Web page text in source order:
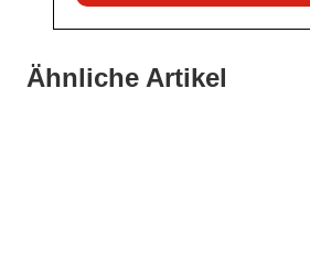
Ähnliche Artikel
War die Fußball-WM 2026 für Ihren
21. Juli 2026
Stipendium für Nachwuchstalent in